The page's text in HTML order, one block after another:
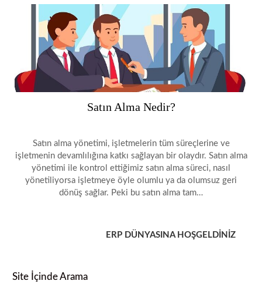
Satın Alma Nedir?
Satın alma yönetimi, işletmelerin tüm süreçlerine ve
işletmenin devamlılığına katkı sağlayan bir olaydır. Satın alma
yönetimi ile kontrol ettiğimiz satın alma süreci, nasıl
yönetiliyorsa işletmeye öyle olumlu ya da olumsuz geri
dönüş sağlar. Peki bu satın alma tam…
ERP DÜNYASINA HOŞGELDİNİZ
Site İçinde Arama